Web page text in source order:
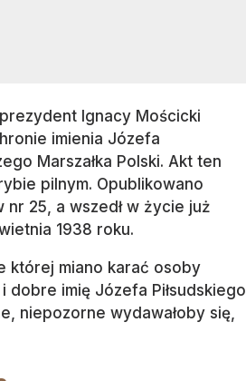
Ignacy Mościcki
imienia Józefa
Marszałka Polski. Akt ten
pilnym. Opublikowano
nr 25, a wszedł w życie już
1938 roku.
której miano karać osoby
dobre imię Józefa Piłsudskiego
niepozorne wydawałoby się,